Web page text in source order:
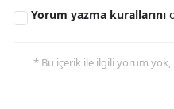
Yorum yazma kurallarını
* Bu içerik ile ilgili yorum yok,